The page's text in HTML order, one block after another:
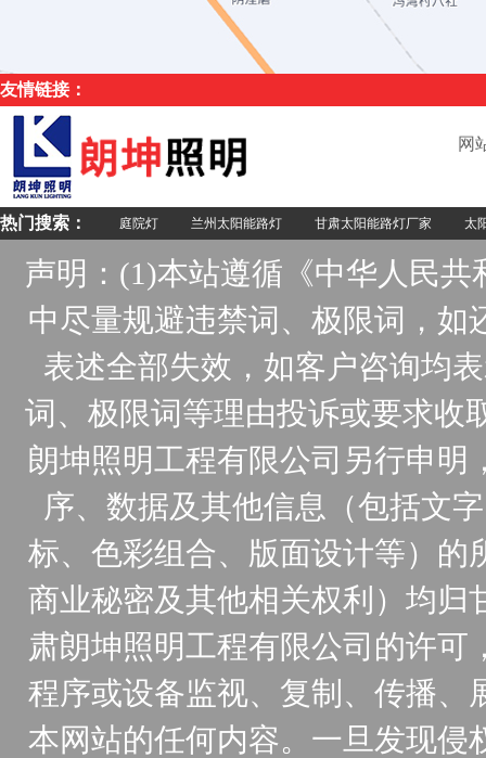
友情链接：
网
热门搜索： 庭院灯 兰州太阳能路灯 甘肃太阳能路灯厂家 太
声明：(1)本站遵循《中华人民
中尽量规避违禁词、极限词，
表述全部失效，如客户咨询均
词、极限词等理由投诉或要求收
朗坤照明工程有限公司另行申
序、数据及其他信息（包括文
标、色彩组合、版面设计等）的
商业秘密及其他相关权利）均归
肃朗坤照明工程有限公司的许
程序或设备监视、复制、传播、
本网站的任何内容。一旦发现侵